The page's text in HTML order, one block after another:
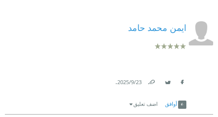
ايمن محمد حامد
23‏/9‏/2025
.
أوافق اضف تعليق